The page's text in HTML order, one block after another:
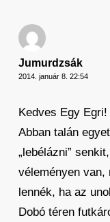
Jumurdzsák
2014. január 8. 22:54
Kedves Egy Egri!
Abban talán
„lebélázni”
véleményen van,
lennék, ha az
Dobó téren